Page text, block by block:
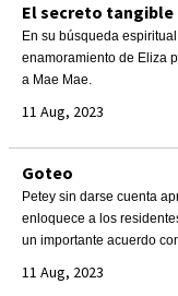
El secreto tangible
En su búsqueda
enamoramiento de Eliza
a Mae Mae.
11 Aug, 2023
Goteo
Petey sin darse cuenta
enloquece a los
un importante acuerdo
11 Aug, 2023